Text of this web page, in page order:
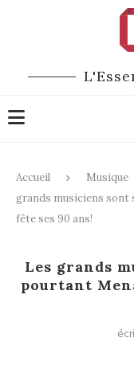
Accueil Musique
grands musiciens sont
fête ses 90 ans!
Les grands
pourtant